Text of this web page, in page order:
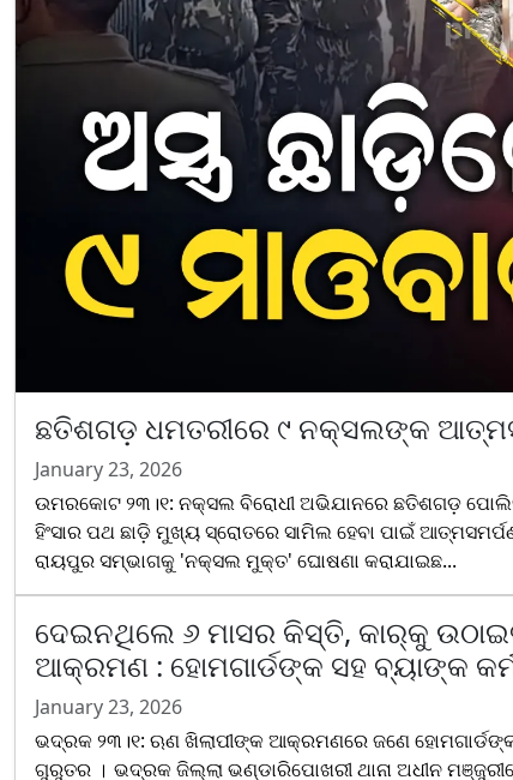
ଛତିଶଗଡ଼ ଧମତରୀରେ ୯ ନକ୍ସଲଙ୍କ
January 23, 2026
ଉମରକୋଟ ୨୩।୧: ନକ୍ସଲ ବିରୋଧୀ ଅଭିଯାନରେ ଛତିଶଗଡ଼
ହିଂସାର ପଥ ଛାଡ଼ି ମୁଖ୍ୟ ସ୍ରୋତରେ ସାମିଲ ହେବା ପାଇଁ
ରାୟପୁର ସମ୍ଭାଗକୁ 'ନକ୍ସଲ ମୁକ୍ତ' ଘୋଷଣା କରାଯାଇଛ...
ଦେଇନଥିଲେ ୬ ମାସର କିସ୍ତି, କାର୍‌କୁ
ଆକ୍ରମଣ : ହୋମଗାର୍ଡଙ୍କ ସହ ବ୍ୟାଙ୍କ
January 23, 2026
ଭଦ୍ରକ ୨୩।୧: ଋଣ ଖିଲାପୀଙ୍କ ଆକ୍ରମଣରେ ଜଣେ ହୋମଗାର୍ଡଙ୍କ
ଗୁରୁତର । ଭଦ୍ରକ ଜିଲ୍ଲା ଭଣ୍ଡାରିପୋଖରୀ ଥାନା ଅଧୀନ